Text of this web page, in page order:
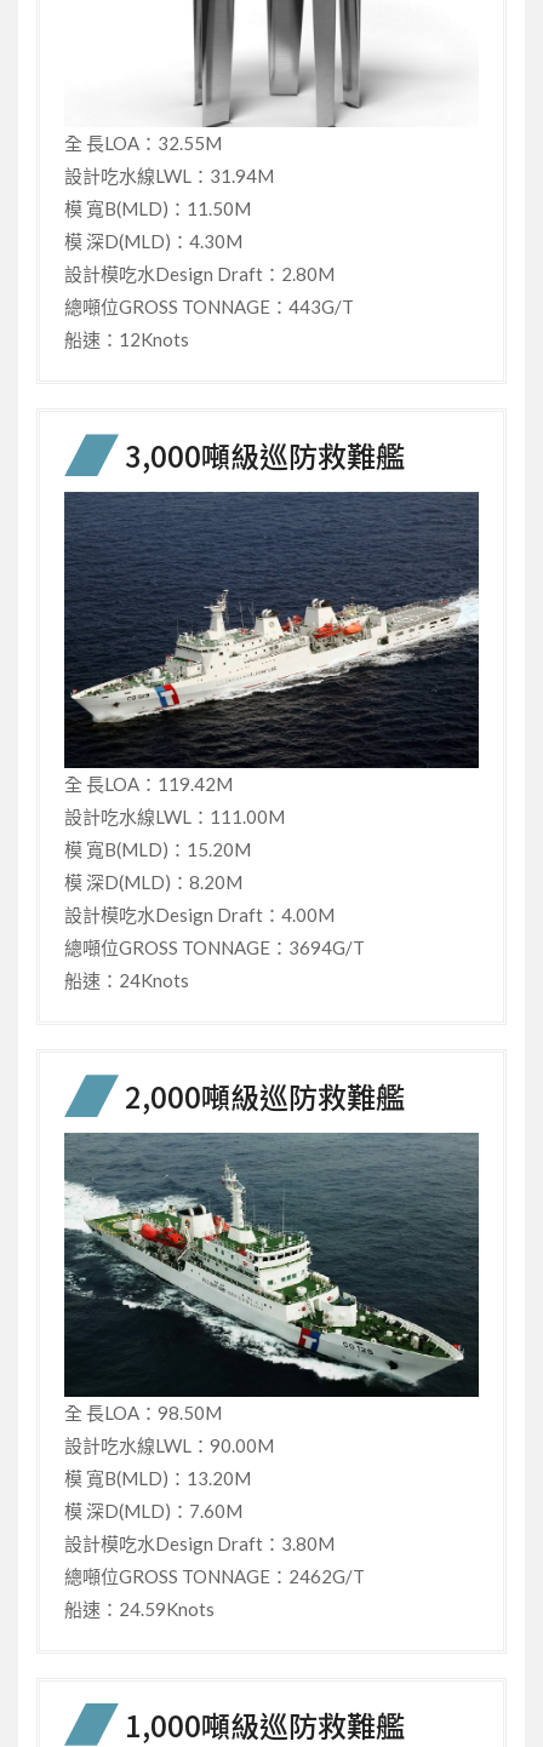
全 長LOA：32.55M
設計吃水線LWL：31.94M
模 寬B(MLD)：11.50M
模 深D(MLD)：4.30M
設計模吃水Design Draft：2.80M
總噸位GROSS TONNAGE：443G/T
船速：12Knots
3,000噸級巡防救難艦
全 長LOA：119.42M
設計吃水線LWL：111.00M
模 寬B(MLD)：15.20M
模 深D(MLD)：8.20M
設計模吃水Design Draft：4.00M
總噸位GROSS TONNAGE：3694G/T
船速：24Knots
2,000噸級巡防救難艦
全 長LOA：98.50M
設計吃水線LWL：90.00M
模 寬B(MLD)：13.20M
模 深D(MLD)：7.60M
設計模吃水Design Draft：3.80M
總噸位GROSS TONNAGE：2462G/T
船速：24.59Knots
1,000噸級巡防救難艦